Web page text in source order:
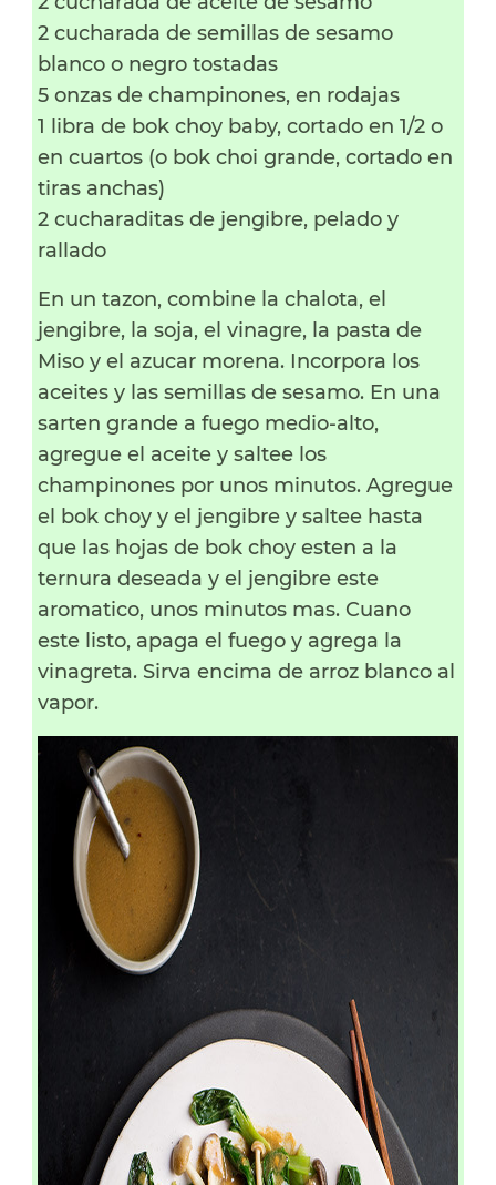
2 cucharada de semillas de sesamo
blanco o negro tostadas
5 onzas de champinones, en rodajas
1 libra de bok choy baby, cortado en 1/2 o
en cuartos (o bok choi grande, cortado en
tiras anchas)
2 cucharaditas de jengibre, pelado y
rallado
En un tazon, combine la chalota, el
jengibre, la soja, el vinagre, la pasta de
Miso y el azucar morena. Incorpora los
aceites y las semillas de sesamo. En una
sarten grande a fuego medio-alto,
agregue el aceite y saltee los
champinones por unos minutos. Agregue
el bok choy y el jengibre y saltee hasta
que las hojas de bok choy esten a la
ternura deseada y el jengibre este
aromatico, unos minutos mas. Cuano
este listo, apaga el fuego y agrega la
vinagreta. Sirva encima de arroz blanco al
vapor.